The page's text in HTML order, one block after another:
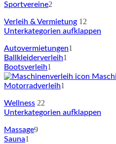
Sportvereine2
Verleih & Vermietung 12
Unterkategorien aufklappen
Autovermietungen1
Ballkleiderverleih1
Bootsverleih1
Motorradverleih1
Wellness 22
Unterkategorien aufklappen
Massage9
Sauna1